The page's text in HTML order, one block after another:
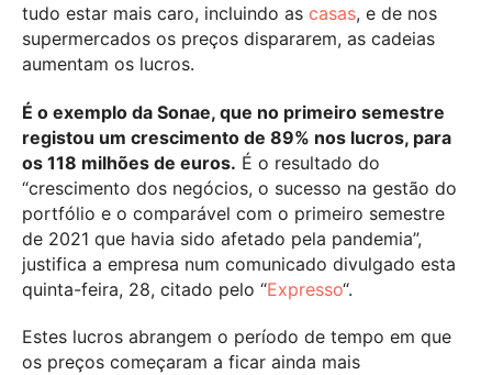
tudo estar mais caro, incluindo as casas, e de nos
supermercados os preços dispararem, as cadeias
aumentam os lucros.
É o exemplo da Sonae, que no primeiro semestre
registou um crescimento de 89% nos lucros, para
os 118 milhões de euros. É o resultado do
“crescimento dos negócios, o sucesso na gestão do
portfólio e o comparável com o primeiro semestre
de 2021 que havia sido afetado pela pandemia”,
justifica a empresa num comunicado divulgado esta
quinta-feira, 28, citado pelo “Expresso“.
Estes lucros abrangem o período de tempo em que
os preços começaram a ficar ainda mais